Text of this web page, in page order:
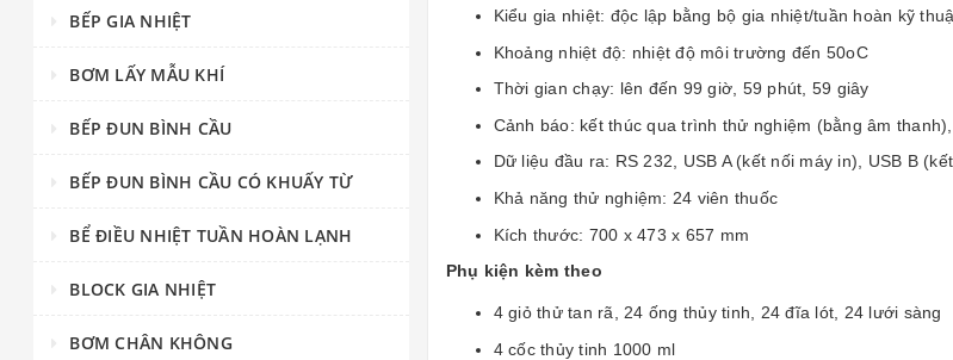
Kiểu gia nhiệt: độc lập bằng bộ gia nhiệt/tuần hoàn kỹ
Khoảng nhiệt độ: nhiệt độ môi trường đến 50oC
Thời gian chạy: lên đến 99 giờ, 59 phút, 59 giây
Cảnh báo: kết thúc qua trình thử nghiệm (bằng âm
Dữ liệu đầu ra: RS 232, USB A (kết nối máy in), USB B
Khả năng thử nghiệm: 24 viên thuốc
Kích thước: 700 x 473 x 657 mm
Phụ kiện kèm theo
4 giỏ thử tan rã, 24 ống thủy tinh, 24 đĩa lót, 24 lưới sàng
4 cốc thủy tinh 1000 ml
BẾP GIA NHIỆT
BƠM LẤY MẪU KHÍ
BẾP ĐUN BÌNH CẦU
BẾP ĐUN BÌNH CẦU CÓ KHUẤY TỪ
BỂ ĐIỀU NHIỆT TUẦN HOÀN LẠNH
BLOCK GIA NHIỆT
BƠM CHÂN KHÔNG